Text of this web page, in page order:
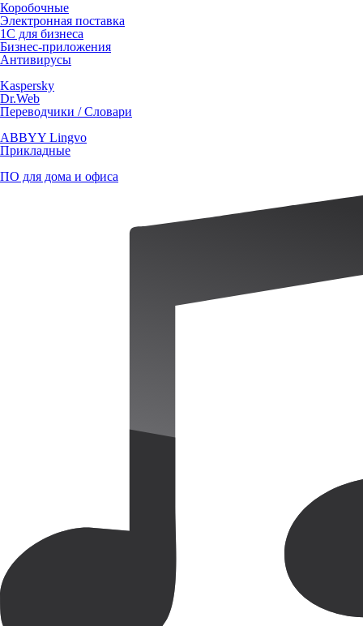
Коробочные
Электронная поставка
1С для бизнеса
Бизнес-приложения
Антивирусы
Kaspersky
Dr.Web
Переводчики / Словари
ABBYY Lingvo
Прикладные
ПО для дома и офиса